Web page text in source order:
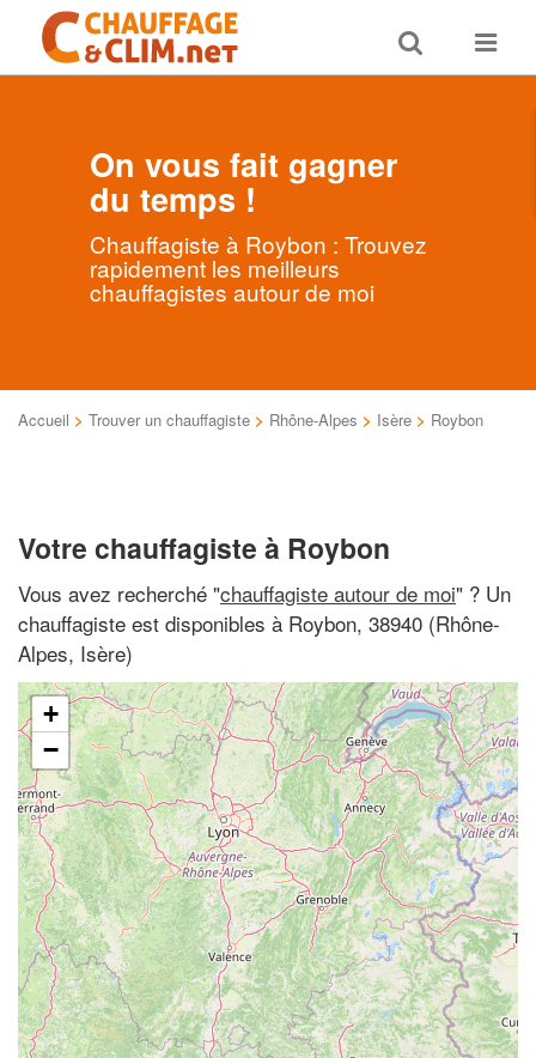
Toggle
search
Toggle
On vous fait gagner
du temps !
Chauffagiste à Roybon : Trouvez
rapidement les meilleurs
chauffagistes autour de moi
Accueil > Trouver un chauffagiste > Rhône-Alpes > Isère > Roybon
Votre chauffagiste à Roybon
Vous avez recherché "chauffagiste autour de moi" ? Un
chauffagiste est disponibles à Roybon, 38940 (Rhône-
Alpes, Isère)
+
−